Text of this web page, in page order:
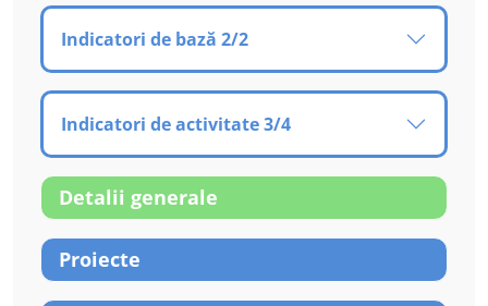
Indicatori de bază 2/2
Indicatori de activitate 3/4
Detalii generale
Proiecte